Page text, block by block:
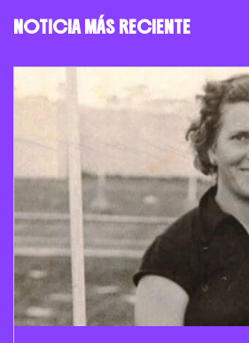
NOTICIA MÁS RECIENTE